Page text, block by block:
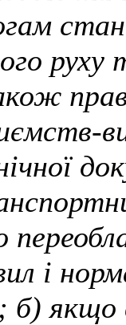
руху
і
б)